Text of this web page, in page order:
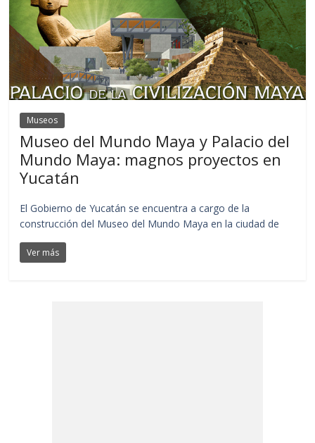
Museos
Museo del Mundo Maya y Palacio del
Mundo Maya: magnos proyectos en
Yucatán
El Gobierno de Yucatán se encuentra a cargo de la
construcción del Museo del Mundo Maya en la ciudad de
Ver más